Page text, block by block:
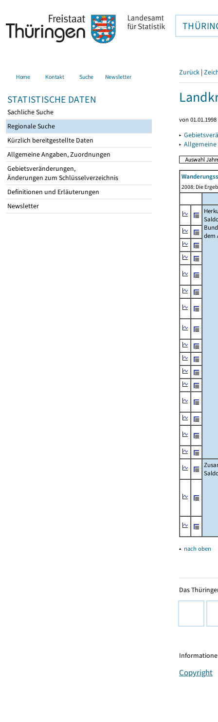
Home Kontakt Suche Newsletter
STATISTISCHE DATEN
Sachliche Suche
Regionale Suche
Kürzlich bereitgestellte Daten
Allgemeine Angaben, Zuordnungen
Gebietsveränderungen,
Änderungen zum Schlüsselverzeichnis
Definitionen und Erläuterungen
Newsletter
Zurück |
von
▸
▸
2008: Die
dem
▴ nach oben
Das
Copyright